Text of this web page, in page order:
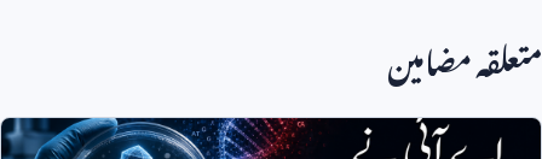
متعلقہ مضامین